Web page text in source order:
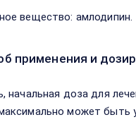
вещество: амлодипин.
применения и
начальная доза для
может быть